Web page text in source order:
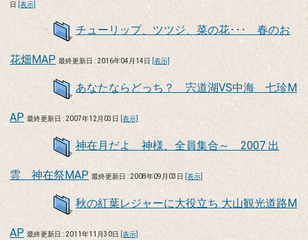
日 [表示]
チューリップ、ツツジ、菜の花･･･ 春のお
花畑MAP 最終更新日 : 2016年04月14日 [表示]
あなたならどっち？ 宍道湖VS中海 七珍M
AP 最終更新日 : 2007年12月03日 [表示]
神在月だよ 神様、全員集合～ 2007 出
雲 神在祭MAP 最終更新日 : 2008年09月03日 [表示]
秋の紅葉レジャーに大役立ち 大山観光道路M
AP 最終更新日 : 2011年11月30日 [表示]